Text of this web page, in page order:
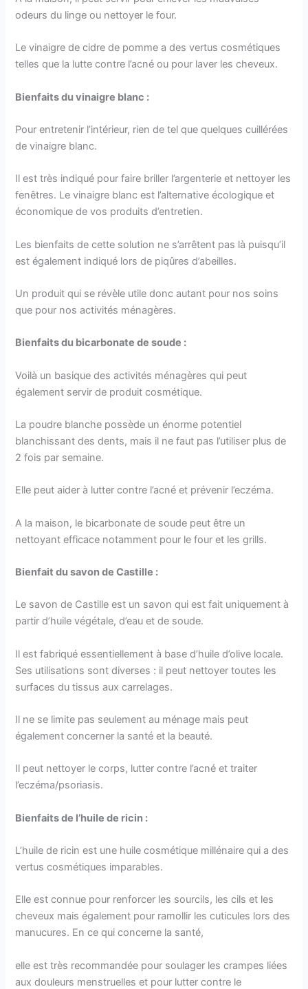
odeurs du linge ou nettoyer le four.
Le vinaigre de cidre de pomme a des vertus cosmétiques
telles que la lutte contre l’acné ou pour laver les cheveux.
Bienfaits du vinaigre blanc :
Pour entretenir l’intérieur, rien de tel que quelques cuillérées
de vinaigre blanc.
Il est très indiqué pour faire briller l’argenterie et nettoyer les
fenêtres. Le vinaigre blanc est l’alternative écologique et
économique de vos produits d’entretien.
Les bienfaits de cette solution ne s’arrêtent pas là puisqu’il
est également indiqué lors de piqûres d’abeilles.
Un produit qui se révèle utile donc autant pour nos soins
que pour nos activités ménagères.
Bienfaits du bicarbonate de soude :
Voilà un basique des activités ménagères qui peut
également servir de produit cosmétique.
La poudre blanche possède un énorme potentiel
blanchissant des dents, mais il ne faut pas l’utiliser plus de
2 fois par semaine.
Elle peut aider à lutter contre l’acné et prévenir l’eczéma.
A la maison, le bicarbonate de soude peut être un
nettoyant efficace notamment pour le four et les grills.
Bienfait du savon de Castille :
Le savon de Castille est un savon qui est fait uniquement à
partir d’huile végétale, d’eau et de soude.
Il est fabriqué essentiellement à base d’huile d’olive locale.
Ses utilisations sont diverses : il peut nettoyer toutes les
surfaces du tissus aux carrelages.
Il ne se limite pas seulement au ménage mais peut
également concerner la santé et la beauté.
Il peut nettoyer le corps, lutter contre l’acné et traiter
l’eczéma/psoriasis.
Bienfaits de l’huile de ricin :
L’huile de ricin est une huile cosmétique millénaire qui a des
vertus cosmétiques imparables.
Elle est connue pour renforcer les sourcils, les cils et les
cheveux mais également pour ramollir les cuticules lors des
manucures. En ce qui concerne la santé,
elle est très recommandée pour soulager les crampes liées
aux douleurs menstruelles et pour lutter contre le